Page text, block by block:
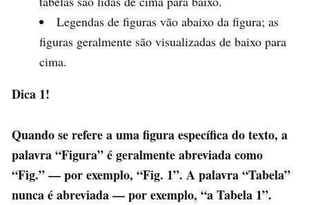
Legendas de figuras vão abaixo da figura; as
figuras geralmente são visualizadas de baixo para
cima.
Dica 1!
Quando se refere a uma figura específica do texto, a
palavra “Figura” é geralmente abreviada como
“Fig.” — por exemplo, “Fig. 1”. A palavra “Tabela”
nunca é abreviada — por exemplo, “a Tabela 1”.